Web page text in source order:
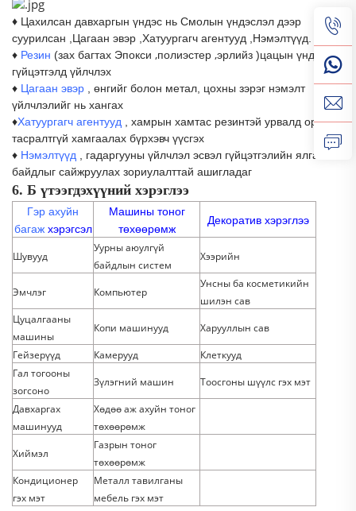
♦ Цахилсан давхаргын үндэс нь Смолын үндэслэл дээр
суурилсан
Цагаан эвэр Хатуургагч агентууд
Нэмэлтүүд.
♦ Резин (зах багтах Эпокси ,полиэстер ,эрлийз )цацын үндсэн
гүйцэтгэлд үйлчлэх
♦ Цагаан эвэр
, өнгийг болон метал, цохны зэрэг нэмэлт
үйлчлэлийг нь хангах
♦Хатуургагч агентууд
, хамрын хамтас резинтэй урвалд орж
тасралтгүй хамгаалах бүрхэвч үүсгэх
♦ Нэмэлтүүд
, гадаргууны үйлчлэл эсвэл гүйцэтгэлийн ялгаатай
байдлыг сайжруулах зориулалттай ашигладаг
6. Б үтээгдэхүүний хэрэглээ
Гэр ахуйн
багаж хэрэгсэл
Машины тоног
төхөөрөмж
Декоратив хэрэглээ
Шувууд
Уурны аюулгүй
байдлын систем
Хээрийн
Эмчлэг Компьютер
Унсны ба косметикийн
шилэн сав
Цуцалгааны
машины
Копи машинууд
Харууллын сав
Гейзерүүд
Камерууд
Клеткууд
Гал тогооны
зогсоно
Зүлэгний машин
Тоосгоны шүүлс гэх мэт
Давхаргах
машинууд
Хөдөө аж ахуйн тоног
төхөөрөмж
Хиймэл
Газрын тоног
төхөөрөмж
Кондиционер
гэх мэт
Металл тавилганы
мебель гэх мэт